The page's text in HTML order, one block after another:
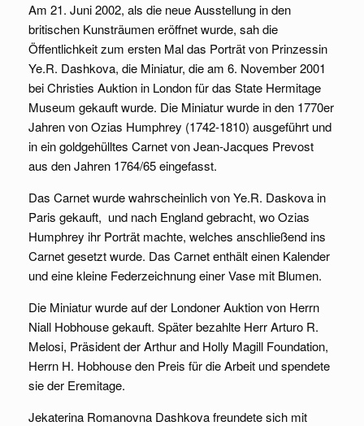
Am 21. Juni 2002, als die neue Ausstellung in den
britischen Kunsträumen eröffnet wurde, sah die
Öffentlichkeit zum ersten Mal das Porträt von Prinzessin
Ye.R. Dashkova, die Miniatur, die am 6. November 2001
bei Christies Auktion in London für das State Hermitage
Museum gekauft wurde. Die Miniatur wurde in den 1770er
Jahren von Ozias Humphrey (1742-1810) ausgeführt und
in ein goldgehülltes Carnet von Jean-Jacques Prevost
aus den Jahren 1764/65 eingefasst.
Das Carnet wurde wahrscheinlich von Ye.R. Daskova in
Paris gekauft, und nach England gebracht, wo Ozias
Humphrey ihr Porträt machte, welches anschließend ins
Carnet gesetzt wurde. Das Carnet enthält einen Kalender
und eine kleine Federzeichnung einer Vase mit Blumen.
Die Miniatur wurde auf der Londoner Auktion von Herrn
Niall Hobhouse gekauft. Später bezahlte Herr Arturo R.
Melosi, Präsident der Arthur and Holly Magill Foundation,
Herrn H. Hobhouse den Preis für die Arbeit und spendete
sie der Eremitage.
Jekaterina Romanovna Dashkova freundete sich mit